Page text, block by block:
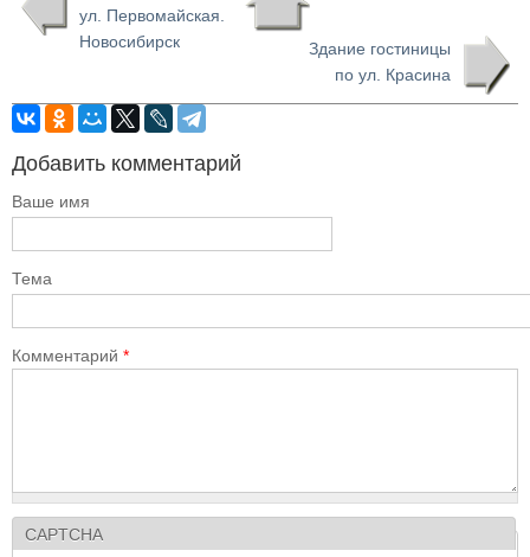
ул. Первомайская.
Новосибирск
Здание гостиницы
по ул. Красина
Добавить комментарий
Ваше имя
Тема
Комментарий *
CAPTCHA